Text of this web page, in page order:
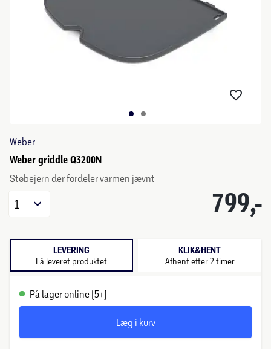
Weber
Weber griddle Q3200N
Støbejern der fordeler varmen jævnt
799,-
1
LEVERING
Få leveret produktet
KLIK&HENT
Afhent efter 2 timer
På lager online (5+)
Læg i kurv